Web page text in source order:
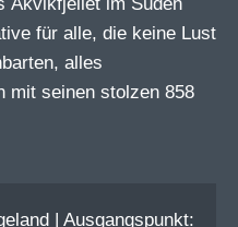
für alle, die keine Lust
alles
mit seinen stolzen 858
| Ausgangspunkt: